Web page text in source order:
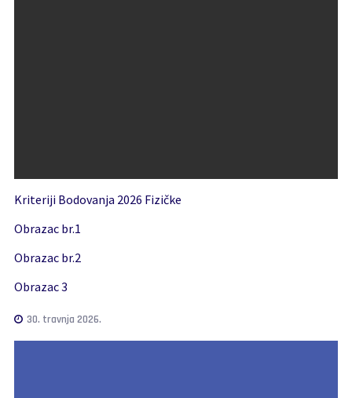
Kriteriji Bodovanja 2026 Fizičke
Obrazac br.1
Obrazac br.2
Obrazac 3
30. travnja 2026.